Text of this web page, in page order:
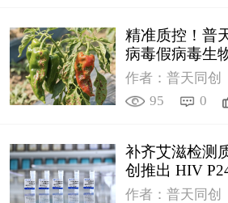
精准质控！普
病毒假病毒生
作者：普天同创
95
0
补齐艾滋检测
创推出 HIV
质
作者：普天同创